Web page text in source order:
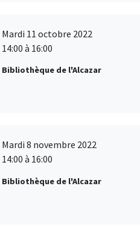
Mardi 11 octobre 2022
14:00 à 16:00
Bibliothèque de l'Alcazar
Mardi 8 novembre 2022
14:00 à 16:00
Bibliothèque de l'Alcazar